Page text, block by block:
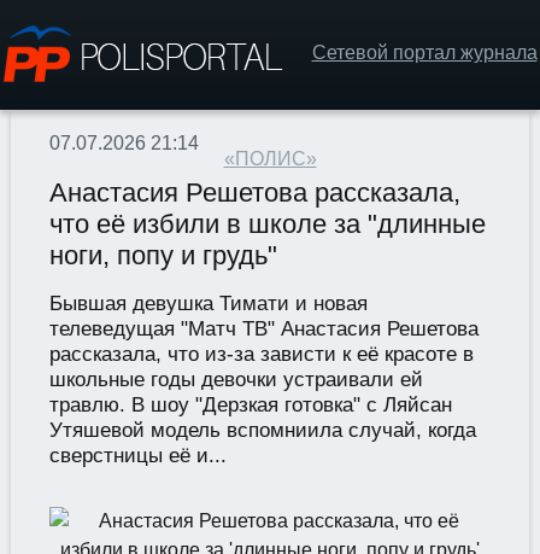
Сетевой портал журнала
«ПОЛИС»
07.07.2026 21:14
Анастасия Решетова рассказала,
что её избили в школе за "длинные
ноги, попу и грудь"
Бывшая девушка Тимати и новая
телеведущая "Матч ТВ" Анастасия Решетова
рассказала, что из-за зависти к её красоте в
школьные годы девочки устраивали ей
травлю. В шоу "Дерзкая готовка" с Ляйсан
Утяшевой модель вспомниила случай, когда
сверстницы её и...